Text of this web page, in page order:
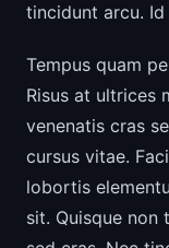
tincidunt arcu.
Tempus quam
Risus at ultrices
venenatis cras
cursus vitae.
lobortis
sit. Quisque